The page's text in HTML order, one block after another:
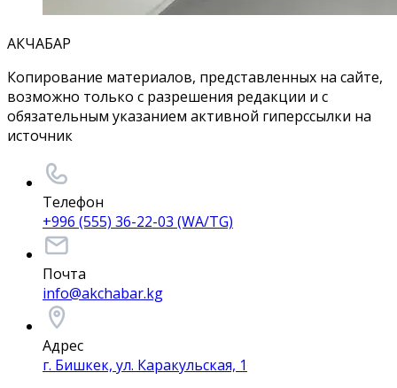
АКЧАБАР
Копирование материалов, представленных на сайте,
возможно только с разрешения редакции и с
обязательным указанием активной гиперссылки на
источник
Телефон
+996 (555) 36-22-03 (WA/TG)
Почта
info@akchabar.kg
Адрес
г. Бишкек, ул. Каракульская, 1